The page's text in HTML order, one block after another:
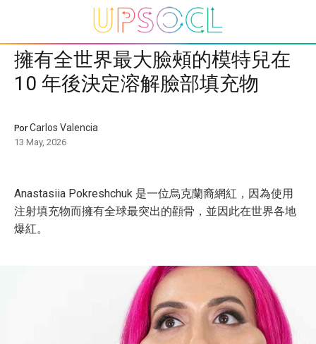
擁有全世界最大臉頰的模特兒在
10 年後決定溶解臉部填充物
PorCarlos Valencia
13 May, 2026
Anastasiia Pokreshchuk 是一位烏克蘭裔網紅，因為使用
注射填充物而擁有全球最突出的顴骨，並因此在世界各地
爆紅。